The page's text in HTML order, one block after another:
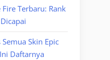
Terbaru: Rank
Skin Epic
Daftarnya